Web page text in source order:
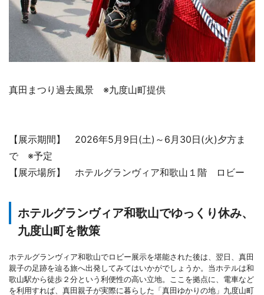
真田まつり過去風景 ※九度山町提供
【展示期間】 2026年5月9日(土)～6月30日(火)夕方ま
で ※予定
【展示場所】 ホテルグランヴィア和歌山１階 ロビー
ホテルグランヴィア和歌山でゆっくり休み、
九度山町を散策
ホテルグランヴィア和歌山でロビー展示を堪能された後は、翌日、真田
親子の足跡を辿る旅へ出発してみてはいかがでしょうか。当ホテルは和
歌山駅から徒歩２分という利便性の高い立地。ここを拠点に、電車など
を利用すれば、真田親子が実際に暮らした「真田ゆかりの地」九度山町